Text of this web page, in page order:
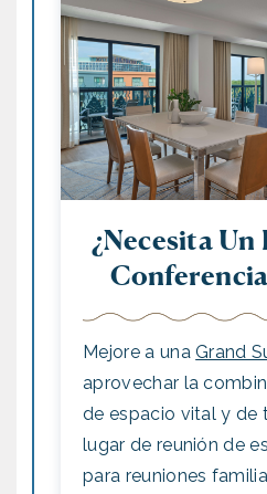
¿Necesita Un
Mejore a unaGrand
aprovechar la
de espacio vital y de
lugar de reunión de
para reuniones